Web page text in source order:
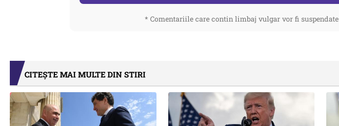
* Comentariile care contin limbaj vulgar vor fi suspendate
CITEȘTE MAI MULTE DIN STIRI